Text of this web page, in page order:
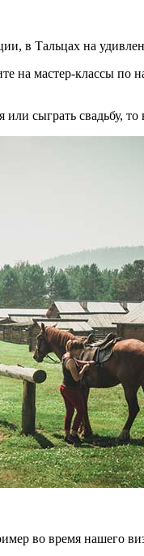
в Тальцах на
на мастер-классы
сыграть свадьбу,
во время нашего